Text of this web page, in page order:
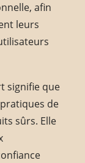
afin
leurs
signifie que
de
sûrs. Elle